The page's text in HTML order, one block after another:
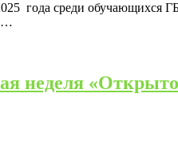
года среди обучающихся
неделя